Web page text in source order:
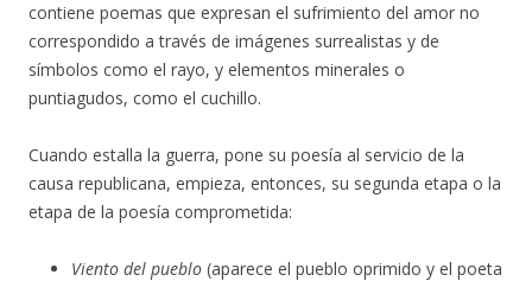
contiene poemas que expresan el sufrimiento del amor no
correspondido a través de imágenes surrealistas y de
símbolos como el rayo, y elementos minerales o
puntiagudos, como el cuchillo.
Cuando estalla la guerra, pone su poesía al servicio de la
causa republicana, empieza, entonces, su segunda etapa o la
etapa de la poesía comprometida:
Viento del pueblo (aparece el pueblo oprimido y el poeta